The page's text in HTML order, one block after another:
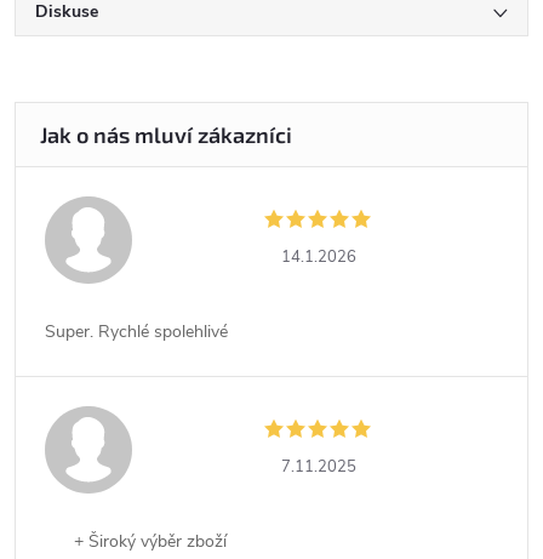
Diskuse
14.1.2026
Super. Rychlé spolehlivé
7.11.2025
+ Široký výběr zboží